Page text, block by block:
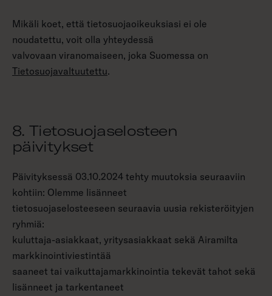
Mikäli koet, että tietosuojaoikeuksiasi ei ole
noudatettu, voit olla yhteydessä
valvovaan viranomaiseen, joka Suomessa on
Tietosuojavaltuutettu.
8. Tietosuojaselosteen
päivitykset
Päivityksessä 03.10.2024 tehty muutoksia seuraaviin
kohtiin: Olemme lisänneet
tietosuojaselosteeseen seuraavia uusia rekisteröityjen
ryhmiä:
kuluttaja-asiakkaat, yritysasiakkaat sekä Airamilta
markkinointiviestintää
saaneet tai vaikuttajamarkkinointia tekevät tahot sekä
lisänneet ja tarkentaneet